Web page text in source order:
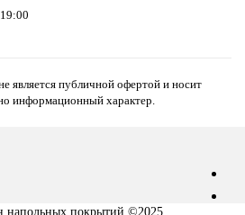
является публичной офертой и носит
информационный характер.
напольных покрытий ©2025